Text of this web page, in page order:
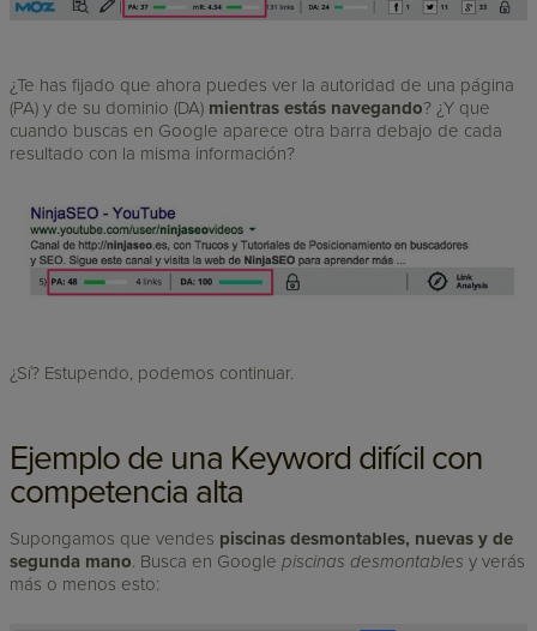
¿Te has fijado que ahora puedes ver la autoridad de una página
(PA) y de su dominio (DA) mientras estás navegando? ¿Y que
cuando buscas en Google aparece otra barra debajo de cada
resultado con la misma información?
¿Sí? Estupendo, podemos continuar.
Ejemplo de una Keyword difícil con
competencia alta
Supongamos que vendes piscinas desmontables, nuevas y de
segunda mano. Busca en Googlepiscinas desmontables y verás
más o menos esto: